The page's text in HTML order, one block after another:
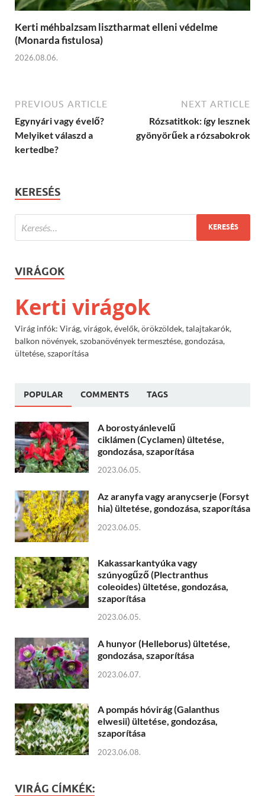
Kerti méhbalzsam lisztharmat elleni védelme
(Monarda fistulosa)
2026.08.06.
PREVIOUS ARTICLE
Egynyári vagy évelő?
Melyiket válaszd a
kertedbe?
NEXT ARTICLE
Rózsatitkok: így lesznek
gyönyörűek a rózsabokrok
KERESÉS
VIRÁGOK
Kerti virágok
Virág infók: Virág, virágok, évelők, örökzöldek, talajtakarók,
balkon növények, szobanövények termesztése, gondozása,
ültetése, szaporítása
POPULAR COMMENTS TAGS
A borostyánlevelű
ciklámen (Cyclamen) ültetése,
gondozása, szaporítása
2023.06.05.
Az aranyfa vagy aranycserje (Forsyt
hia) ültetése, gondozása, szaporítása
2023.06.05.
Kakassarkantyúka vagy
szúnyogűző (Plectranthus
coleoides) ültetése, gondozása,
szaporítása
2023.06.05.
A hunyor (Helleborus) ültetése,
gondozása, szaporítása
2023.06.07.
A pompás hóvirág (Galanthus
elwesii) ültetése, gondozása,
szaporítása
2023.06.08.
VIRÁG CÍMKÉK: